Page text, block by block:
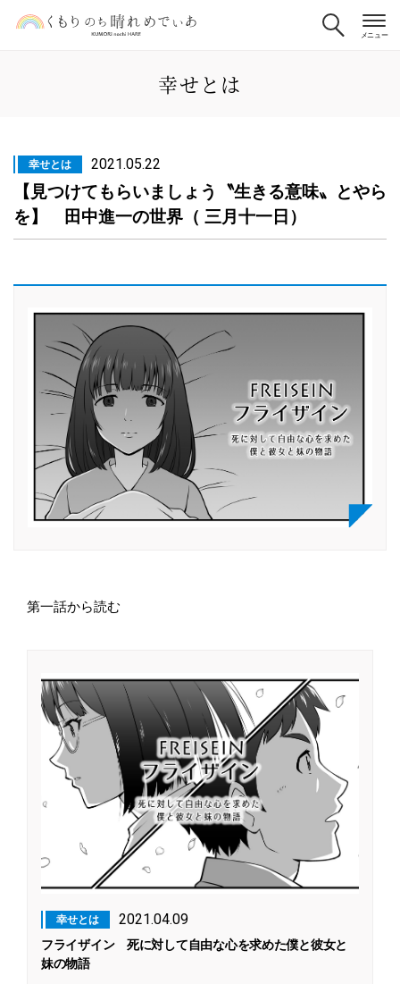
幸せとは
幸せとは 2021.05.22
【見つけてもらいましょう〝生きる意味〟とやら
を】 田中進一の世界（ 三月十一日）
第一話から読む
幸せとは 2021.04.09
フライザイン 死に対して自由な心を求めた僕と彼女と
妹の物語